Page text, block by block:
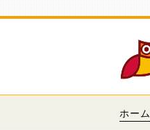
ホーム